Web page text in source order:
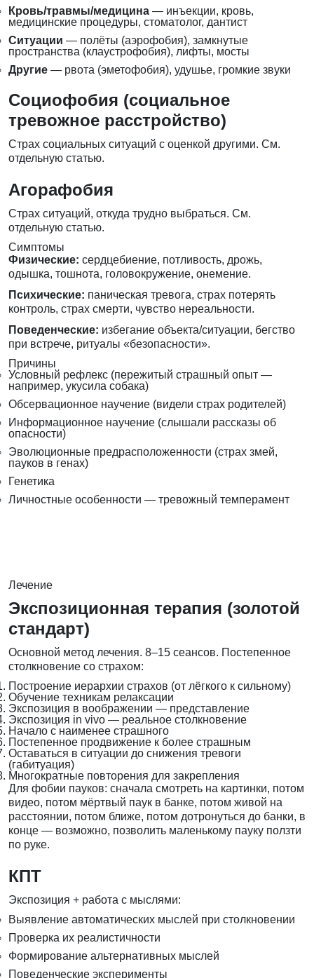
Кровь/травмы/медицина — инъекции, кровь,
медицинские процедуры, стоматолог, дантист
Ситуации — полёты (аэрофобия), замкнутые
пространства (клаустрофобия), лифты, мосты
Другие — рвота (эметофобия), удушье, громкие звуки
Социофобия (социальное
тревожное расстройство)
Страх социальных ситуаций с оценкой другими. См.
отдельную статью.
Агорафобия
Страх ситуаций, откуда трудно выбраться. См.
отдельную статью.
Симптомы
Физические: сердцебиение, потливость, дрожь,
одышка, тошнота, головокружение, онемение.
Психические: паническая тревога, страх потерять
контроль, страх смерти, чувство нереальности.
Поведенческие: избегание объекта/ситуации, бегство
при встрече, ритуалы «безопасности».
Причины
Условный рефлекс (пережитый страшный опыт —
например, укусила собака)
Обсервационное научение (видели страх родителей)
Информационное научение (слышали рассказы об
опасности)
Эволюционные предрасположенности (страх змей,
пауков в генах)
Генетика
Личностные особенности — тревожный темперамент
Лечение
Экспозиционная терапия (золотой
стандарт)
Основной метод лечения. 8–15 сеансов. Постепенное
столкновение со страхом:
Построение иерархии страхов (от лёгкого к сильному)
Обучение техникам релаксации
Экспозиция в воображении — представление
Экспозиция in vivo — реальное столкновение
Начало с наименее страшного
Постепенное продвижение к более страшным
Оставаться в ситуации до снижения тревоги
(габитуация)
Многократные повторения для закрепления
Для фобии пауков: сначала смотреть на картинки, потом
видео, потом мёртвый паук в банке, потом живой на
расстоянии, потом ближе, потом дотронуться до банки, в
конце — возможно, позволить маленькому пауку ползти
по руке.
КПТ
Экспозиция + работа с мыслями:
Выявление автоматических мыслей при столкновении
Проверка их реалистичности
Формирование альтернативных мыслей
Поведенческие эксперименты